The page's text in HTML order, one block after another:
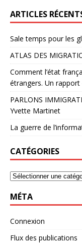
ARTICLES
Sale temps pour les
ATLAS DES
Comment l’état
étrangers. Un rapport
PARLONS
Yvette Martinet
La guerre de
CATÉGORIES
MÉTA
Connexion
Flux des publications